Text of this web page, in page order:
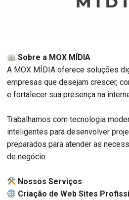
Sobre a MOX MÍDIA
A MOX MÍDIA oferece soluções
empresas que desejam crescer,
e fortalecer sua presença na
Trabalhamos com tecnologia
inteligentes para desenvolver
preparados para atender as
de negócio.
️ Nossos Serviços
Criação de Web Sites